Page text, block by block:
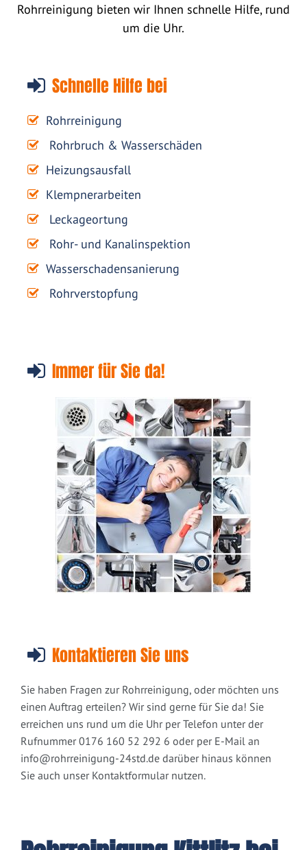
Rohrreinigung bieten wir Ihnen schnelle Hilfe, rund
um die Uhr.
Schnelle Hilfe bei
Rohrreinigung
Rohrbruch & Wasserschäden
Heizungsausfall
Klempnerarbeiten
Leckageortung
Rohr- und Kanalinspektion
Wasserschadensanierung
Rohrverstopfung
Immer für Sie da!
Kontaktieren Sie uns
Sie haben Fragen zur Rohrreinigung, oder möchten uns
einen Auftrag erteilen? Wir sind gerne für Sie da! Sie
erreichen uns rund um die Uhr per Telefon unter der
Rufnummer 0176 160 52 292 6 oder per E-Mail an
info@rohrreinigung-24std.de darüber hinaus können
Sie auch unser Kontaktformular nutzen.